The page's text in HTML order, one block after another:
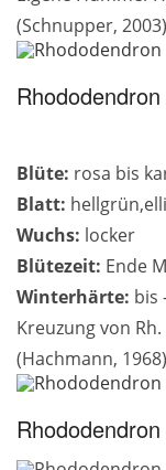
(Schnupper, 2003)
Blüte: rosa bis
Blatt:
Wuchs: locker
Blütezeit: Ende
Winterhärte: bis
Kreuzung von
(Hachmann, 1968)